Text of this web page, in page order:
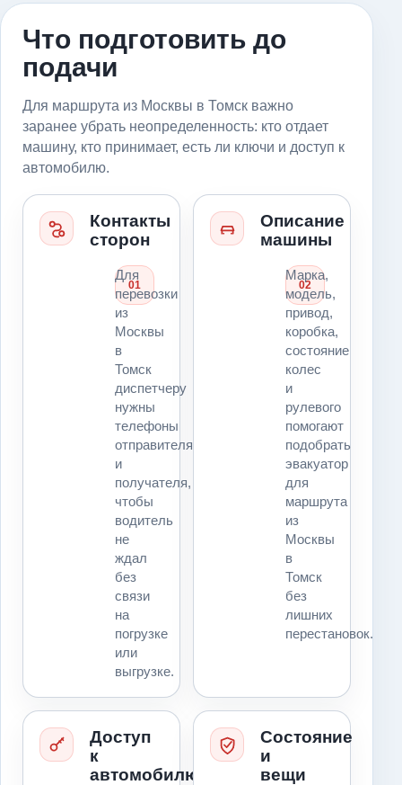
Что подготовить до
подачи
Для маршрута из Москвы в Томск важно
заранее убрать неопределенность: кто отдает
машину, кто принимает, есть ли ключи и доступ к
автомобилю.
01
Контакты
сторон
Для
перевозки
из
Москвы
в
Томск
диспетчеру
нужны
телефоны
отправителя
и
получателя,
чтобы
водитель
не
ждал
без
связи
на
погрузке
или
выгрузке.
02
Описание
машины
Марка,
модель,
привод,
коробка,
состояние
колес
и
рулевого
помогают
подобрать
эвакуатор
для
маршрута
из
Москвы
в
Томск
без
лишних
перестановок.
Доступ
к
автомобилю
Состояние
и
вещи